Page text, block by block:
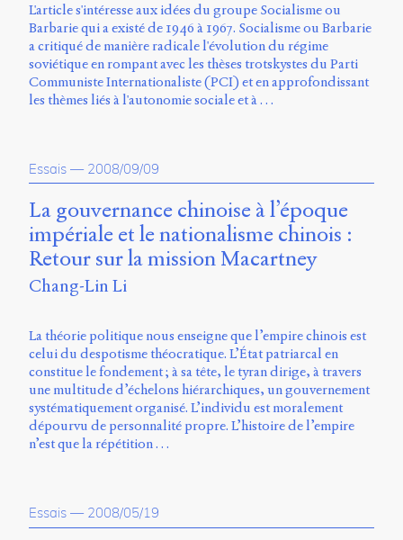
L'article s'intéresse aux idées du groupe Socialisme ou
Barbarie qui a existé de 1946 à 1967. Socialisme ou Barbarie
a critiqué de manière radicale l'évolution du régime
soviétique en rompant avec les thèses trotskystes du Parti
Communiste Internationaliste (PCI) et en approfondissant
les thèmes liés à l'autonomie sociale et à …
Essais — 2008/09/09
La gouvernance chinoise à l’époque
impériale et le nationalisme chinois :
Retour sur la mission Macartney
Chang-Lin Li
La théorie politique nous enseigne que l’empire chinois est
celui du despotisme théocratique. L’État patriarcal en
constitue le fondement ; à sa tête, le tyran dirige, à travers
une multitude d’échelons hiérarchiques, un gouvernement
systématiquement organisé. L’individu est moralement
dépourvu de personnalité propre. L’histoire de l’empire
n’est que la répétition …
Essais — 2008/05/19